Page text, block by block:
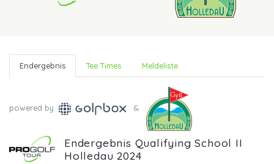
Endergebnis Tee Times Meldeliste
powered by &
Endergebnis Qualifying School II
Holledau 2024